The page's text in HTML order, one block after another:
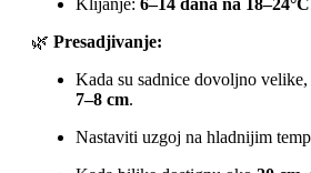
🌿 Presadjivanje:
Kada su sadnice dovoljno velike,
7–8 cm.
Nastaviti uzgoj na hladnijim